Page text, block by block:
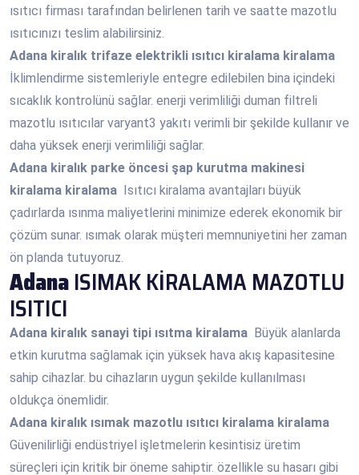
ısıtıcı firması tarafından belirlenen tarih ve saatte mazotlu
ısıtıcınızı teslim alabilirsiniz.
Adana kiralık trifaze elektrikli ısıtıcı kiralama kiralama
İklimlendirme sistemleriyle entegre edilebilen bina içindeki
sıcaklık kontrolünü sağlar. enerji verimliliği duman filtreli
mazotlu ısıtıcılar varyant3 yakıtı verimli bir şekilde kullanır ve
daha yüksek enerji verimliliği sağlar.
Adana kiralık parke öncesi şap kurutma makinesi
kiralama kiralama Isıtıcı kiralama avantajları büyük
çadırlarda ısınma maliyetlerini minimize ederek ekonomik bir
çözüm sunar. ısımak olarak müşteri memnuniyetini her zaman
ön planda tutuyoruz.
AdanaISIMAK KİRALAMA MAZOTLU
ISITICI
Adana kiralık sanayi tipi ısıtma kiralama Büyük alanlarda
etkin kurutma sağlamak için yüksek hava akış kapasitesine
sahip cihazlar. bu cihazların uygun şekilde kullanılması
oldukça önemlidir.
Adana kiralık ısımak mazotlu ısıtıcı kiralama kiralama
Güvenilirliği endüstriyel işletmelerin kesintisiz üretim
süreçleri için kritik bir öneme sahiptir. özellikle su hasarı gibi